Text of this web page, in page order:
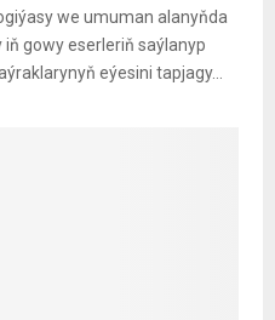
we umuman alanyňda
gowy eserleriň saýlanyp
eýesini tapjagy...